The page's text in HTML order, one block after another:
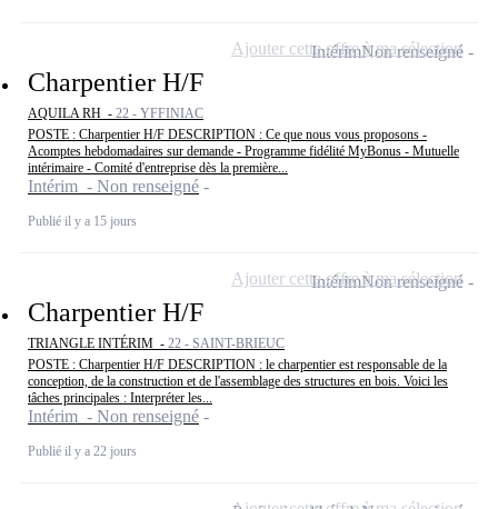
Charpentier H/F
AQUILA RH - 22 - YFFINIAC
POSTE : Charpentier H/F DESCRIPTION : Ce que nous vous proposons -
Acomptes hebdomadaires sur demande - Programme fidélité MyBonus - Mutuelle
intérimaire - Comité d'entreprise dès la première...
Intérim - Non renseigné
Publié il y a 15 jours
IntérimNon renseigné
Ajouter cette offre à ma sélection
Charpentier H/F
TRIANGLE INTÉRIM - 22 - SAINT-BRIEUC
POSTE : Charpentier H/F DESCRIPTION : le charpentier est responsable de la
conception, de la construction et de l'assemblage des structures en bois. Voici les
tâches principales : Interpréter les...
Intérim - Non renseigné
Publié il y a 22 jours
IntérimNon renseigné
Ajouter cette offre à ma sélection